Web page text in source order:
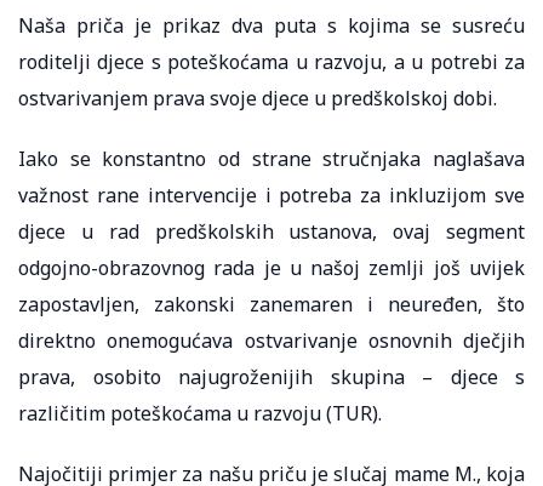
Naša priča je prikaz dva puta s kojima se susreću
roditelji djece s poteškoćama u razvoju, a u potrebi za
ostvarivanjem prava svoje djece u predškolskoj dobi.
Iako se konstantno od strane stručnjaka naglašava
važnost rane intervencije i potreba za inkluzijom sve
djece u rad predškolskih ustanova, ovaj segment
odgojno-obrazovnog rada je u našoj zemlji još uvijek
zapostavljen, zakonski zanemaren i neuređen, što
direktno onemogućava ostvarivanje osnovnih dječjih
prava, osobito najugroženijih skupina – djece s
različitim poteškoćama u razvoju (TUR).
Najočitiji primjer za našu priču je slučaj mame M., koja